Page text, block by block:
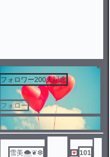
4
フォロワー200人記念
フォロー
雪美🌨❦❆ 101